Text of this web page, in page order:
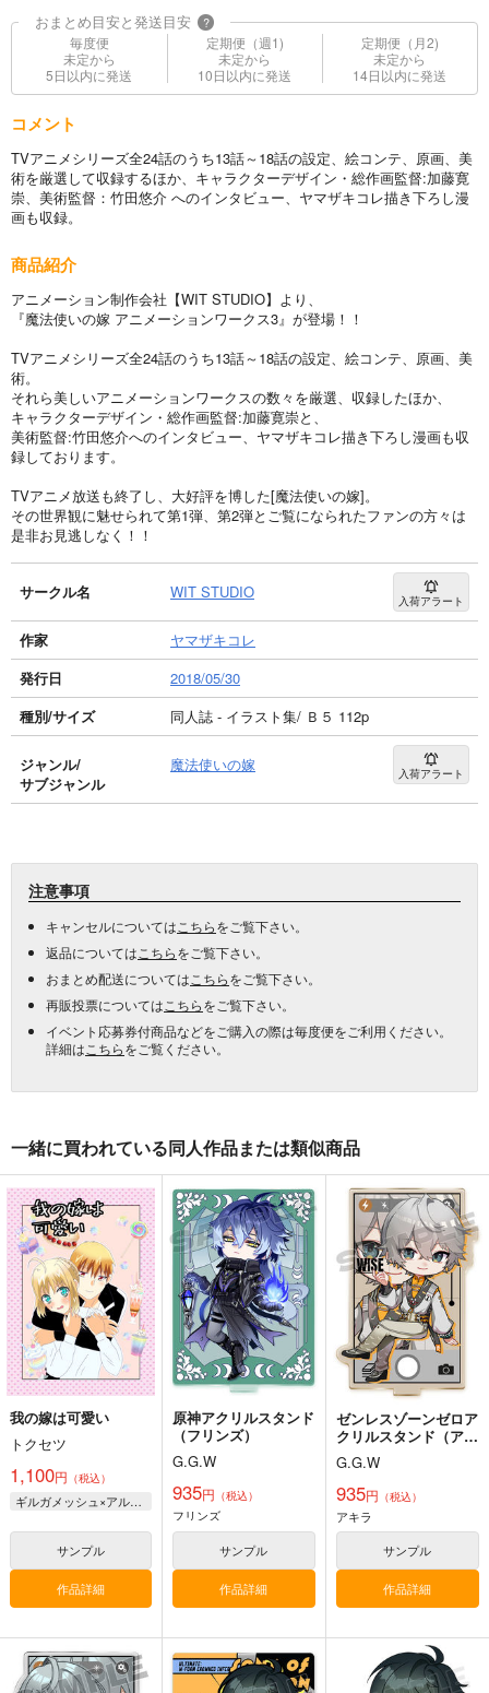
おまとめ目安と発送目安 ?
毎度便
未定から
5日以内に発送
定期便（週1)
未定から
10日以内に発送
定期便（月2)
未定から
14日以内に発送
コメント
TVアニメシリーズ全24話のうち13話～18話の設定、絵コンテ、原画、美
術を厳選して収録するほか、キャラクターデザイン・総作画監督:加藤寛
崇、美術監督：竹田悠介 へのインタビュー、ヤマザキコレ描き下ろし漫
画も収録。
商品紹介
アニメーション制作会社【WIT STUDIO】より、
『魔法使いの嫁 アニメーションワークス3』が登場！！
TVアニメシリーズ全24話のうち13話～18話の設定、絵コンテ、原画、美
術。
それら美しいアニメーションワークスの数々を厳選、収録したほか、
キャラクターデザイン・総作画監督:加藤寛崇と、
美術監督:竹田悠介へのインタビュー、ヤマザキコレ描き下ろし漫画も収
録しております。
TVアニメ放送も終了し、大好評を博した[魔法使いの嫁]。
その世界観に魅せられて第1弾、第2弾とご覧になられたファンの方々は
是非お見逃しなく！！
サークル名 WIT STUDIO 入荷アラート
作家
ヤマザキコレ
発行日
2018/05/30
種別/サイズ
同人誌 - イラスト集/ Ｂ５ 112p
ジャンル/
サブジャンル
魔法使いの嫁 入荷アラート
注意事項
キャンセルについては こちらをご覧下さい。
返品については こちらをご覧下さい。
おまとめ配送については こちらをご覧下さい。
再販投票については こちらをご覧下さい。
イベント応募券付商品などをご購入の際は毎度便をご利用ください。
詳細は こちらをご覧ください。
一緒に買われている同人作品または類似商品
我の嫁は可愛い
トクセツ
1,100円 （税込）
ギルガメッシュ×アルトリア
サンプル
作品詳細
原神アクリルスタンド
（フリンズ）
G.G.W
935円 （税込）
フリンズ
サンプル
作品詳細
ゼンレスゾーンゼロア
クリルスタンド（アキ
ラ・雲嶽山衣装）
G.G.W
935円 （税込）
アキラ
サンプル
作品詳細